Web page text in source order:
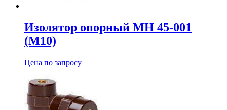
Изолятор опорный МН 45-001
(М10)
Цена по запросу